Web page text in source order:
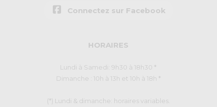
Connectez sur Facebook
HORAIRES
Lundi à Samedi: 9h30 à 18h30 *
Dimanche : 10h à 13h et 10h à 18h *
(*) Lundi & dimanche: horaires variables.